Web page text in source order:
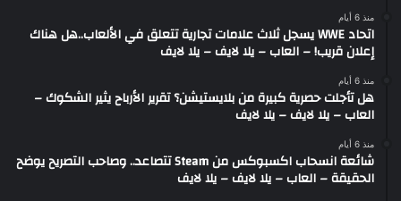
منذ 6 أيام
اتحاد WWE يسجل ثلاث علامات تجارية تتعلق في الألعاب..هل هناك
إعلان قريب! – العاب – يلا لايف – يلا لايف
منذ 6 أيام
هل تأجلت حصرية كبيرة من بلايستيشن؟ تقرير الأرباح يثير الشكوك –
العاب – يلا لايف – يلا لايف
منذ 6 أيام
شائعة انسحاب اكسبوكس من Steam تتصاعد.. وصاحب التصريح يوضح
الحقيقة – العاب – يلا لايف – يلا لايف